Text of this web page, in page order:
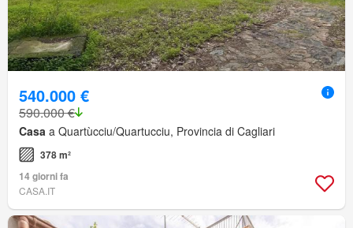
540.000 €
590.000 €
Casa a Quartùcciu/Quartucciu, Provincia di Cagliari
378 m²
14 giorni fa
CASA.IT